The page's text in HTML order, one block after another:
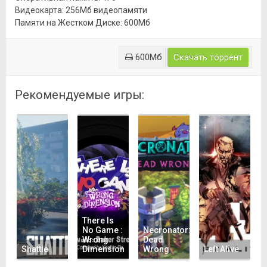
Видеокарта: 256Мб видеопамяти
Памяти на Жестком Диске: 600Мб
600Мб Скачать торрент
Рекомендуемые игры:
Shattle
There Is
No Game :
Wrong
Dimension
Necronator:
Dead
Wrong
Left Alive